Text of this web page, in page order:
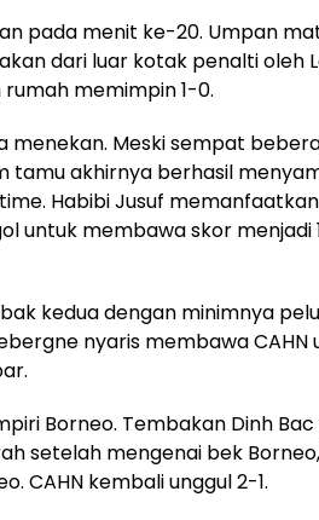
pada menit ke-20. Umpan
dari luar kotak penalti oleh
memimpin 1-0.
menekan. Meski sempat
tamu akhirnya berhasil
Habibi Jusuf
untuk membawa skor menjadi
kedua dengan minimnya
nyaris membawa CAHN
Borneo. Tembakan Dinh
setelah mengenai bek
CAHN kembali unggul 2-1.